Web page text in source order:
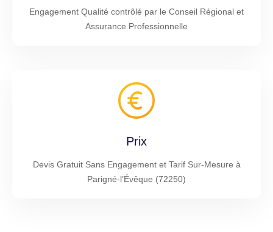
Engagement Qualité contrôlé par le Conseil Régional et
Assurance Professionnelle
Prix
Devis Gratuit Sans Engagement et Tarif Sur-Mesure à
Parigné-l’Évêque (72250)